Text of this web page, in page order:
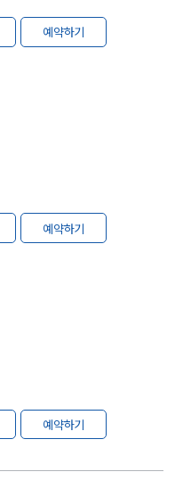
예약하기
예약하기
예약하기